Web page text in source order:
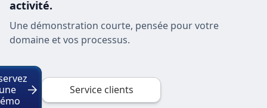
activité.
Une démonstration courte, pensée pour votre
domaine et vos processus.
Service clients